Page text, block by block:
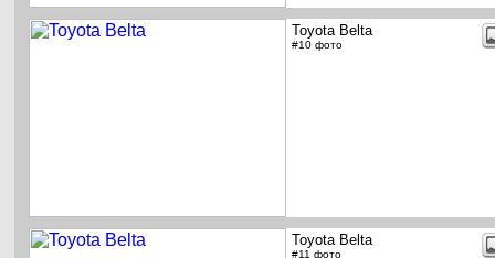
Toyota Belta
#10 фото
Toyota Belta
#11 фото